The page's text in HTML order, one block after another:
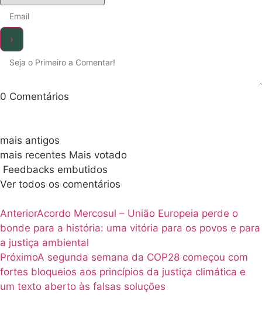
0 Comentários
mais antigos
mais recentes Mais votado
Feedbacks embutidos
Ver todos os comentários
AnteriorAcordo Mercosul – União Europeia perde o
bonde para a história: uma vitória para os povos e para
a justiça ambiental
PróximoA segunda semana da COP28 começou com
fortes bloqueios aos princípios da justiça climática e
um texto aberto às falsas soluções